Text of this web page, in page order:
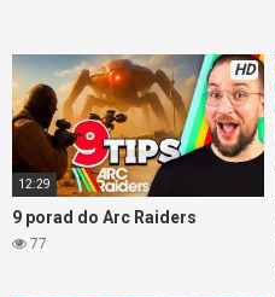
HD
12:29
9 porad do Arc Raiders
77